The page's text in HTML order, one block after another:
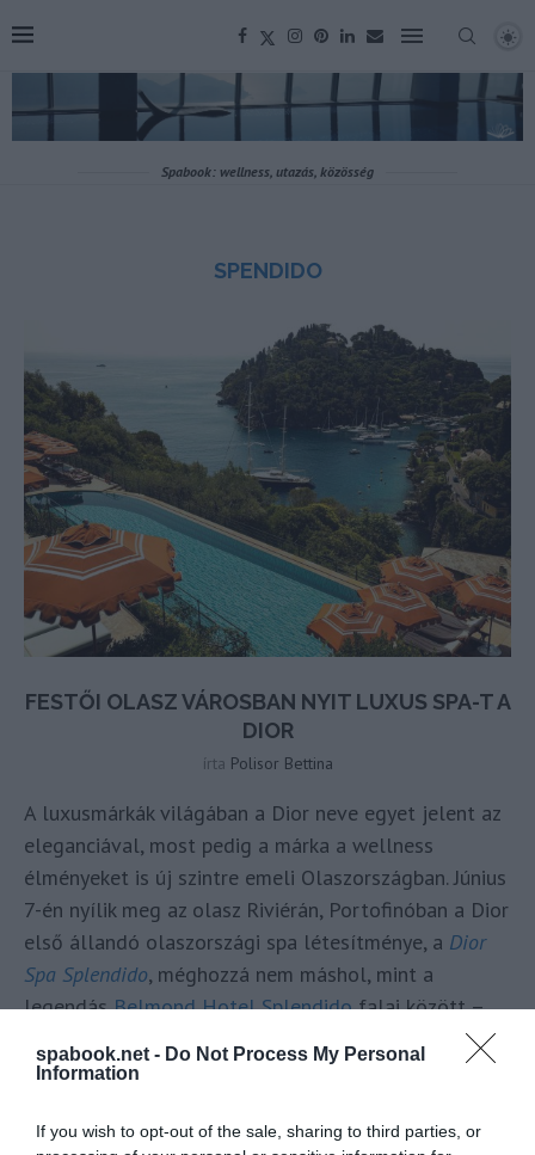
spabook.net - Do Not Process My Personal
Information
If you wish to opt-out of the sale, sharing to third parties, or
Spabook: wellness, utazás, közösség
SPENDIDO
FESTŐI OLASZ VÁROSBAN NYIT LUXUS SPA-T A
DIOR
írta Polisor Bettina
A luxusmárkák világában a Dior neve egyet jelent az
eleganciával, most pedig a márka a wellness
élményeket is új szintre emeli Olaszországban. Június
7-én nyílik meg az olasz Riviérán, Portofinóban a Dior
első állandó olaszországi spa létesítménye, a Dior
Spa Splendido, méghozzá nem máshol, mint a
legendásBelmond Hotel Splendidofalai között –
beszámolójából
OLVASS TOVÁBB